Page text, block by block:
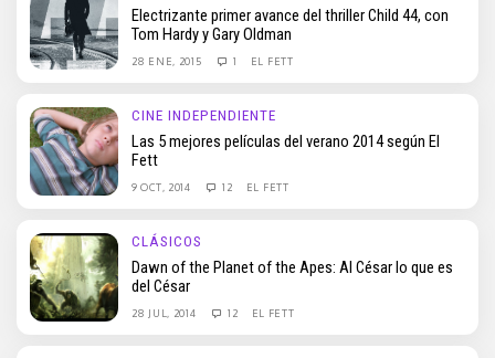
Electrizante primer avance del thriller Child 44, con
Tom Hardy y Gary Oldman
28 ENE, 2015 1 EL FETT
CINE INDEPENDIENTE
Las 5 mejores películas del verano 2014 según El
Fett
9 OCT, 2014 12 EL FETT
CLÁSICOS
Dawn of the Planet of the Apes: Al César lo que es
del César
28 JUL, 2014 12 EL FETT